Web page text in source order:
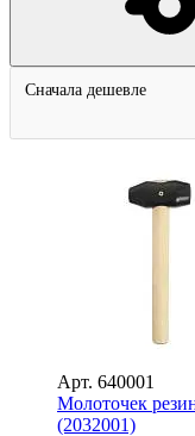
Сначала дешевле
Арт. 640001
Молоточек
(2032001)